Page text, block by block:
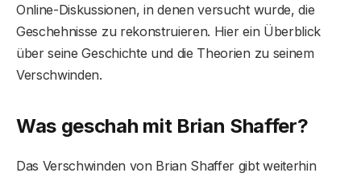
Online-Diskussionen, in denen versucht wurde, die
Geschehnisse zu rekonstruieren. Hier ein Überblick
über seine Geschichte und die Theorien zu seinem
Verschwinden.
Was geschah mit Brian Shaffer?
Das Verschwinden von Brian Shaffer gibt weiterhin